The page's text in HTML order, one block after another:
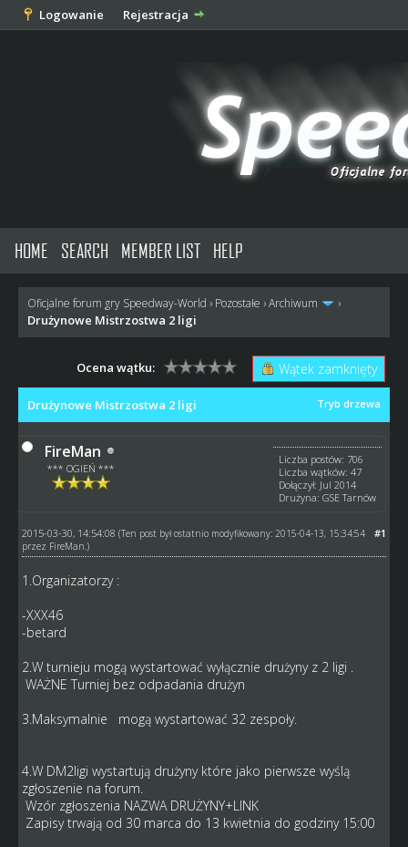
Logowanie Rejestracja
HOME SEARCH MEMBER LIST HELP
Oficjalne forum gry Speedway-World › Pozostałe ›Archiwum ›
Drużynowe Mistrzostwa 2 ligi
Wątek zamknięty
Ocena wątku:
Tryb drzewa
Drużynowe Mistrzostwa 2 ligi
FireMan
*** OGIEŃ ***
Liczba postów: 706
Liczba wątków: 47
Dołączył: Jul 2014
Drużyna: GSE Tarnów
#1
2015-03-30, 14:54:08 (Ten post był ostatnio modyfikowany: 2015-04-13, 15:34:54
przez FireMan .)
1.Organizatorzy :
-XXX46
-betard
2.W turnieju mogą wystartować wyłącznie drużyny z 2 ligi .
WAŻNE Turniej bez odpadania drużyn
3.Maksymalnie mogą wystartować 32 zespoły.
4.W DM2ligi wystartują drużyny które jako pierwsze wyślą
zgłoszenie na forum.
Wzór zgłoszenia NAZWA DRUŻYNY+LINK
Zapisy trwają od 30 marca do 13 kwietnia do godziny 15:00